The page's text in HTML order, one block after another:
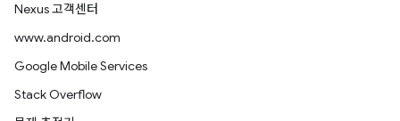
Nexus 고객센터
www.android.com
Google Mobile Services
Stack Overflow